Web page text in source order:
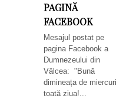
PAGINĂ
FACEBOOK
Mesajul postat pe
pagina Facebook a
Dumnezeului din
Vâlcea: "Bună
dimineața de miercuri
toată ziua!...